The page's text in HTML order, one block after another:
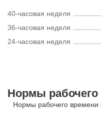
40-часовая неделя
36-часовая неделя
24-часовая неделя
Нормы рабочего
Нормы рабочего времени